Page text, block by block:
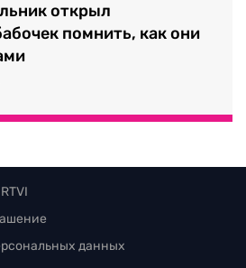
открыл
помнить, как они
данных